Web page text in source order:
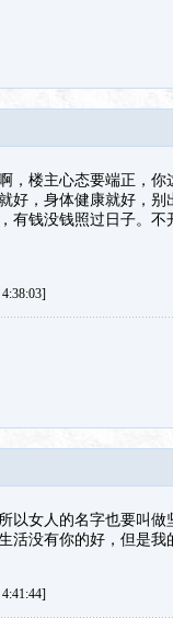
，楼主心态要端正，你
好，身体健康就好，
有钱没钱照过日子。
以女人的名字也要叫
活没有你的好，但是